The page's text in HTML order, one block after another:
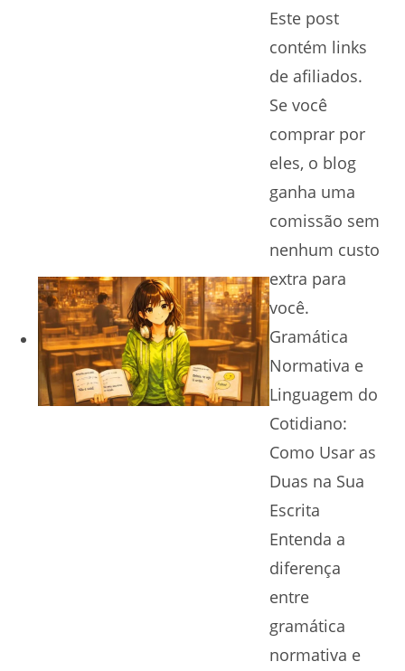
Este post
contém links
de afiliados.
Se você
comprar por
eles, o blog
ganha uma
comissão sem
nenhum custo
extra para
você.
Gramática
Normativa e
Linguagem do
Cotidiano:
Como Usar as
Duas na Sua
Escrita
Entenda a
diferença
entre
gramática
normativa e